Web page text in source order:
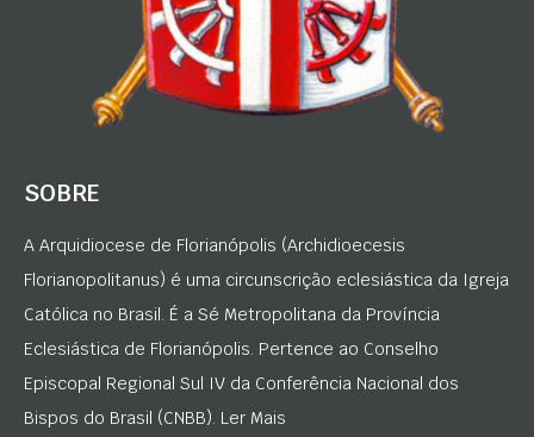
SOBRE
A Arquidiocese de Florianópolis (Archidioecesis
Florianopolitanus) é uma circunscrição eclesiástica da Igreja
Católica no Brasil. É a Sé Metropolitana da Província
Eclesiástica de Florianópolis. Pertence ao Conselho
Episcopal Regional Sul IV da Conferência Nacional dos
Bispos do Brasil (CNBB). Ler Mais